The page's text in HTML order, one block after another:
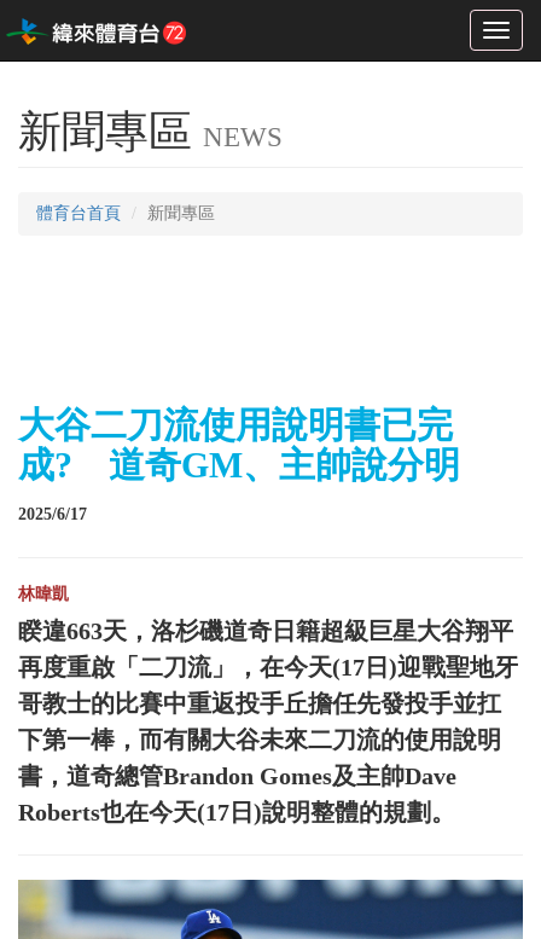
Toggle
新聞專區 NEWS
體育台首頁 新聞專區
大谷二刀流使用說明書已完
成? 道奇GM、主帥說分明
2025/6/17
林暐凱
睽違663天，洛杉磯道奇日籍超級巨星大谷翔平
再度重啟「二刀流」，在今天(17日)迎戰聖地牙
哥教士的比賽中重返投手丘擔任先發投手並扛
下第一棒，而有關大谷未來二刀流的使用說明
書，道奇總管Brandon Gomes及主帥Dave
Roberts也在今天(17日)說明整體的規劃。